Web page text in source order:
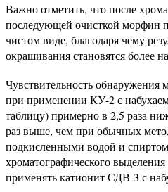
Важно отметить, что после
последующей очисткой морфин
чистом виде, благодаря чему
окрашивания становятся более
Чувствительность
при применении КУ-2 с
таблицу) примерно в 2,5 раза
раз выше, чем при обычных
подкисленными водой и
хроматографического
применять катионит СДВ-3 с